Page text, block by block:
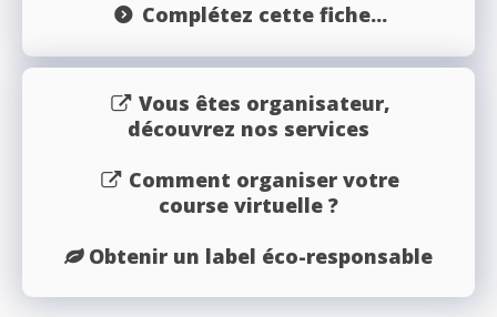
Complétez cette fiche...
Vous êtes organisateur,
découvrez nos services
Comment organiser votre
course virtuelle ?
Obtenir un label éco-responsable